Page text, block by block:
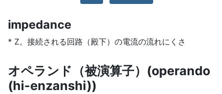
impedance
* Z。接続される回路（殿下）の電流の流れにくさ
オペランド（被演算子）(operando
(hi-enzanshi))